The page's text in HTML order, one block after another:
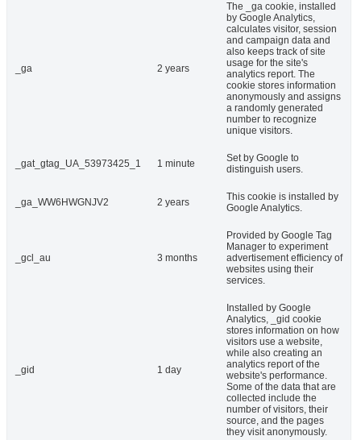
_ga 2 years
The _ga cookie, installed
by Google Analytics,
calculates visitor, session
and campaign data and
also keeps track of site
usage for the site's
analytics report. The
cookie stores information
anonymously and assigns
a randomly generated
number to recognize
unique visitors.
_gat_gtag_UA_53973425_1 1 minute
Set by Google to
distinguish users.
_ga_WW6HWGNJV2 2 years
This cookie is installed by
Google Analytics.
_gcl_au 3 months
Provided by Google Tag
Manager to experiment
advertisement efficiency of
websites using their
services.
_gid 1 day
Installed by Google
Analytics, _gid cookie
stores information on how
visitors use a website,
while also creating an
analytics report of the
website's performance.
Some of the data that are
collected include the
number of visitors, their
source, and the pages
they visit anonymously.